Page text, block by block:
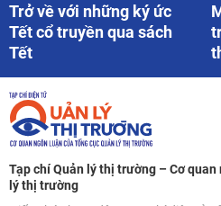
Trở về với những ký ức
Tết cổ truyền qua sách
Tết
Tạp chí Quản lý thị trường – Cơ quan
lý thị trường